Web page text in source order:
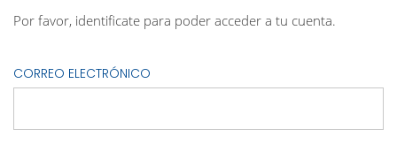
Por favor, identificate para poder acceder a tu cuenta.
CORREO ELECTRÓNICO